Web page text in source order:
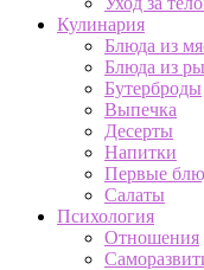
Кулинария
Блюда из
Блюда из
Бутерброды
Выпечка
Десерты
Напитки
Первые
Салаты
Психология
Отношения